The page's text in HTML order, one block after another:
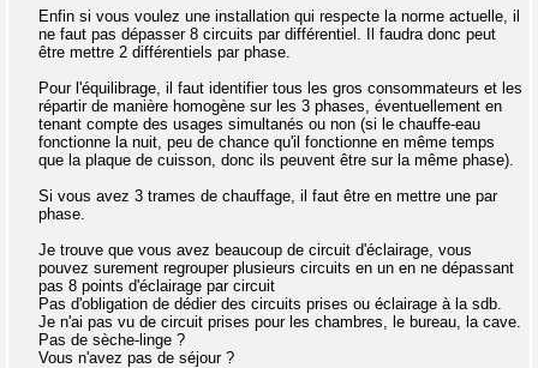
Enfin si vous voulez une installation qui respecte la norme actuelle, il
ne faut pas dépasser 8 circuits par différentiel. Il faudra donc peut
être mettre 2 différentiels par phase.
Pour l'équilibrage, il faut identifier tous les gros consommateurs et les
répartir de manière homogène sur les 3 phases, éventuellement en
tenant compte des usages simultanés ou non (si le chauffe-eau
fonctionne la nuit, peu de chance qu'il fonctionne en même temps
que la plaque de cuisson, donc ils peuvent être sur la même phase).
Si vous avez 3 trames de chauffage, il faut être en mettre une par
phase.
Je trouve que vous avez beaucoup de circuit d'éclairage, vous
pouvez surement regrouper plusieurs circuits en un en ne dépassant
pas 8 points d'éclairage par circuit
Pas d'obligation de dédier des circuits prises ou éclairage à la sdb.
Je n'ai pas vu de circuit prises pour les chambres, le bureau, la cave.
Pas de sèche-linge ?
Vous n'avez pas de séjour ?